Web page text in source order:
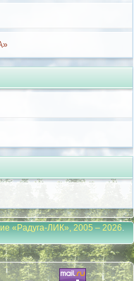
«Радуга-ЛИК», 2005 – 2026.